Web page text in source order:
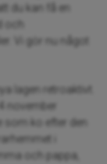
du kan få en
Vi gör nu något
lagen retroaktivt.
november
ko efter den
i
och pappa,